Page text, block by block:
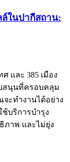
ในปากีสถาน:
และ 385 เมือง
สนุนที่ครอบคลุม
ะทำงานได้อย่าง
บริการบำรุง
ภาพ และไม่ยุ่ง